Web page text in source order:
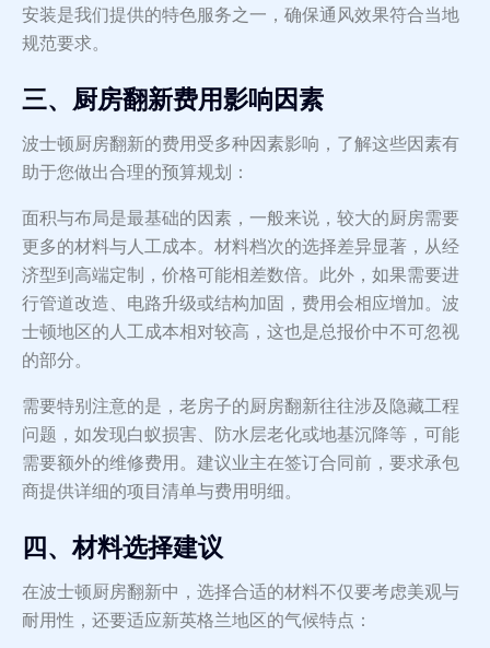
安装是我们提供的特色服务之一，确保通风效果符合当地
规范要求。
三、厨房翻新费用影响因素
波士顿厨房翻新的费用受多种因素影响，了解这些因素有
助于您做出合理的预算规划：
面积与布局是最基础的因素，一般来说，较大的厨房需要
更多的材料与人工成本。材料档次的选择差异显著，从经
济型到高端定制，价格可能相差数倍。此外，如果需要进
行管道改造、电路升级或结构加固，费用会相应增加。波
士顿地区的人工成本相对较高，这也是总报价中不可忽视
的部分。
需要特别注意的是，老房子的厨房翻新往往涉及隐藏工程
问题，如发现白蚁损害、防水层老化或地基沉降等，可能
需要额外的维修费用。建议业主在签订合同前，要求承包
商提供详细的项目清单与费用明细。
四、材料选择建议
在波士顿厨房翻新中，选择合适的材料不仅要考虑美观与
耐用性，还要适应新英格兰地区的气候特点：